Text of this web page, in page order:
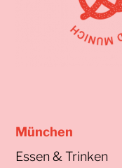
München
Essen & Trinken